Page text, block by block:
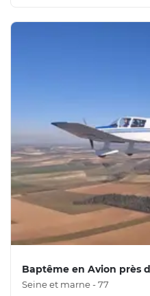
Baptême en Avion près
Seine et marne - 77